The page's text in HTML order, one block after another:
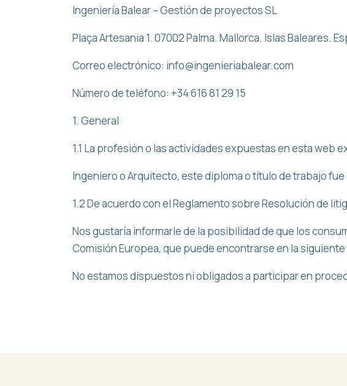
Ingeniería Balear – Gestión de proyectos SL
Plaça Artesania 1. 07002 Palma. Mallorca. Islas Baleares.
Correo electrónico: info@ingenieriabalear.com
Número de teléfono: +34 616 81 29 15
1. General
1.1 La profesión o las actividades expuestas en esta web
Ingeniero o Arquitecto, este diploma o título de trabajo fue
1.2 De acuerdo con el Reglamento sobre Resolución de
Nos gustaría informarle de la posibilidad de que los
Comisión Europea, que puede encontrarse en la
No estamos dispuestos ni obligados a participar en